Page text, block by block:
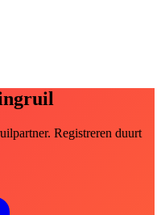
Registreren duurt